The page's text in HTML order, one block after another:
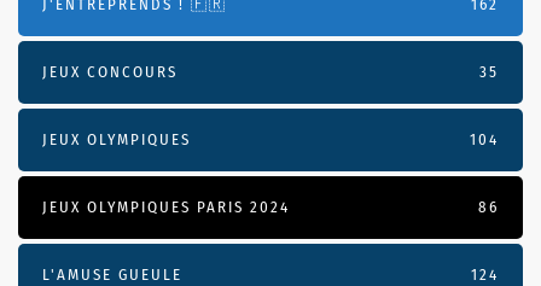
J'ENTREPRENDS ! 🇫🇷 162
JEUX CONCOURS 35
JEUX OLYMPIQUES 104
JEUX OLYMPIQUES PARIS 2024 86
L'AMUSE GUEULE 124